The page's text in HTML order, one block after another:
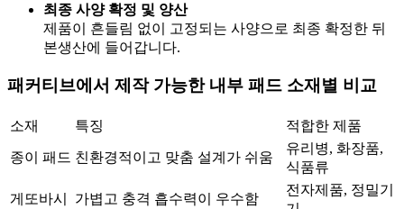
최종 사양 확정 및 양산
제품이 흔들림 없이 고정되는 사양으로 최종 확정한 뒤
본생산에 들어갑니다.
패커티브에서 제작 가능한 내부 패드 소재별 비교
소재 특징 적합한 제품
종이 패드 친환경적이고 맞춤 설계가 쉬움
유리병, 화장품,
식품류
게또바시 가볍고 충격 흡수력이 우수함
전자제품, 정밀기